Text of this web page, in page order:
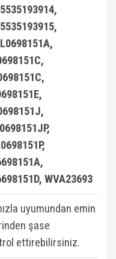
WVA23693
uyumundan emin
şase
ettirebilirsiniz.